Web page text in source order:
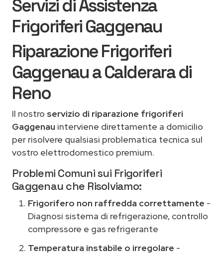
Servizi di Assistenza
Frigoriferi Gaggenau
Riparazione Frigoriferi
Gaggenau a Calderara di
Reno
Il nostro servizio di riparazione frigoriferi
Gaggenau interviene direttamente a domicilio
per risolvere qualsiasi problematica tecnica sul
vostro elettrodomestico premium.
Problemi Comuni sui Frigoriferi
Gaggenau che Risolviamo:
Frigorifero non raffredda correttamente -
Diagnosi sistema di refrigerazione, controllo
compressore e gas refrigerante
Temperatura instabile o irregolare -